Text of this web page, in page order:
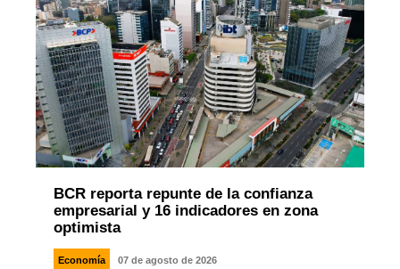
BCR reporta repunte de la confianza
empresarial y 16 indicadores en zona
optimista
Economía 07 de agosto de 2026